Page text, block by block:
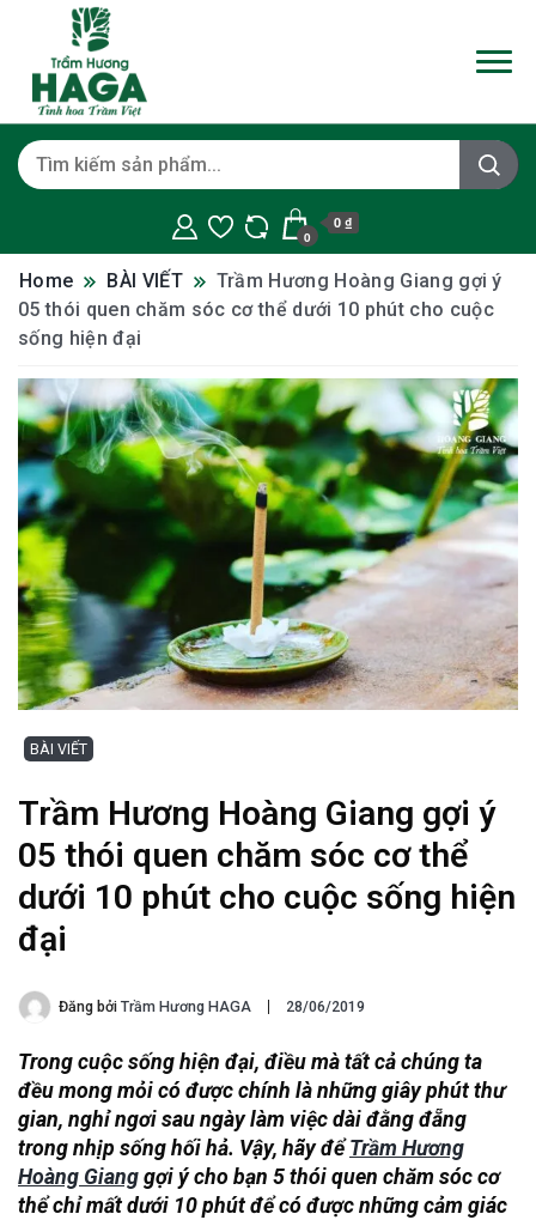
0
0 ₫
Home BÀI VIẾT
Trầm Hương Hoàng Giang gợi ý
05 thói quen chăm sóc cơ thể dưới 10 phút cho cuộc
sống hiện đại
BÀI VIẾT
Trầm Hương Hoàng Giang gợi ý
05 thói quen chăm sóc cơ thể
dưới 10 phút cho cuộc sống hiện
đại
Đăng bởi Trầm Hương HAGA 28/06/2019
Trong cuộc sống hiện đại, điều mà tất cả chúng ta
đều mong mỏi có được chính là những giây phút thư
gian, nghỉ ngơi sau ngày làm việc dài đằng đẵng
trong nhịp sống hối hả. Vậy, hãy đểTrầm Hương
Hoàng Giang gợi ý cho bạn 5 thói quen chăm sóc cơ
thể chỉ mất dưới 10 phút để có được những cảm giác